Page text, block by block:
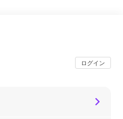
ログイン